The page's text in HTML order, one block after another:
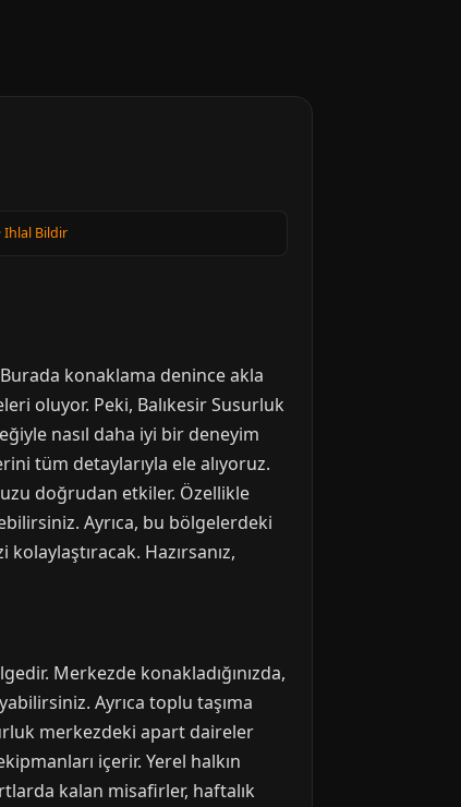
·Ihlal Bildir
konaklama denince akla
oluyor. Peki, Balıkesir Susurluk
nasıl daha iyi bir deneyim
tüm detaylarıyla ele alıyoruz.
doğrudan etkiler. Özellikle
Ayrıca, bu bölgelerdeki
Hazırsanız,
Merkezde konakladığınızda,
Ayrıca toplu taşıma
merkezdeki apart daireler
içerir. Yerel halkın
kalan misafirler, haftalık